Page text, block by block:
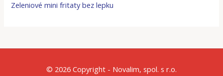
Zeleniové mini fritaty bez lepku
© 2026 Copyright - Novalim, spol. s r.o.